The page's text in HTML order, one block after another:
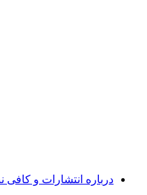
درباره انتشارات و